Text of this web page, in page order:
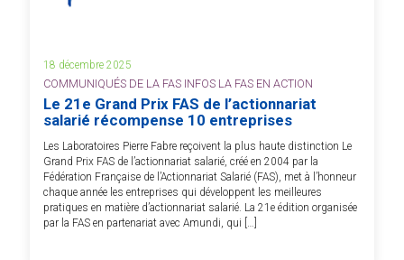
18 décembre 2025
COMMUNIQUÉS DE LA FAS INFOS LA FAS EN ACTION
Le 21e Grand Prix FAS de l’actionnariat
salarié récompense 10 entreprises
Les Laboratoires Pierre Fabre reçoivent la plus haute distinction Le
Grand Prix FAS de l’actionnariat salarié, créé en 2004 par la
Fédération Française de l’Actionnariat Salarié (FAS), met à l’honneur
chaque année les entreprises qui développent les meilleures
pratiques en matière d’actionnariat salarié. La 21e édition organisée
par la FAS en partenariat avec Amundi, qui […]